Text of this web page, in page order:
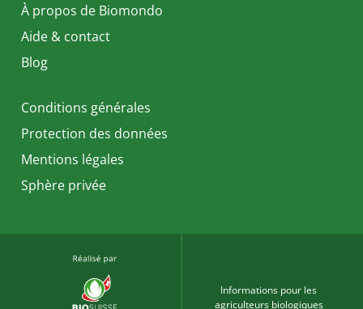
À propos de Biomondo
Aide & contact
Blog
Conditions générales
Protection des données
Mentions légales
Sphère privée
Informations pour les
agriculteurs biologiques